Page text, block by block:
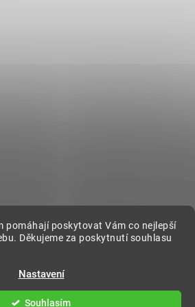
pomáhají poskytovat Vám co nejlepší
Děkujeme za poskytnutí souhlasu
Nastavení
Souhlasím
. Všechna práva vyhrazena.